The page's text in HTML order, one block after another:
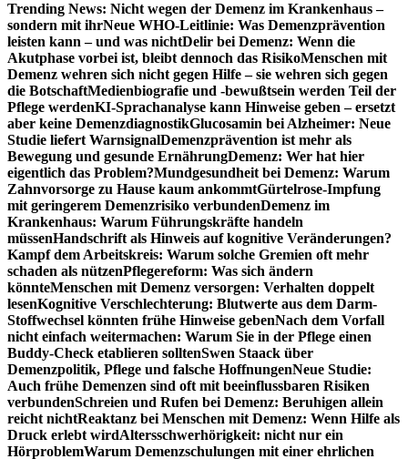
Trending News: Nicht wegen der Demenz im Krankenhaus –
sondern mit ihrNeue WHO-Leitlinie: Was Demenzprävention
leisten kann – und was nichtDelir bei Demenz: Wenn die
Akutphase vorbei ist, bleibt dennoch das RisikoMenschen mit
Demenz wehren sich nicht gegen Hilfe – sie wehren sich gegen
die BotschaftMedienbiografie und -bewußtsein werden Teil der
Pflege werdenKI-Sprachanalyse kann Hinweise geben – ersetzt
aber keine DemenzdiagnostikGlucosamin bei Alzheimer: Neue
Studie liefert WarnsignalDemenzprävention ist mehr als
Bewegung und gesunde ErnährungDemenz: Wer hat hier
eigentlich das Problem?Mundgesundheit bei Demenz: Warum
Zahnvorsorge zu Hause kaum ankommtGürtelrose-Impfung
mit geringerem Demenzrisiko verbundenDemenz im
Krankenhaus: Warum Führungskräfte handeln
müssenHandschrift als Hinweis auf kognitive Veränderungen?
Kampf dem Arbeitskreis: Warum solche Gremien oft mehr
schaden als nützenPflegereform: Was sich ändern
könnteMenschen mit Demenz versorgen: Verhalten doppelt
lesenKognitive Verschlechterung: Blutwerte aus dem Darm-
Stoffwechsel könnten frühe Hinweise gebenNach dem Vorfall
nicht einfach weitermachen: Warum Sie in der Pflege einen
Buddy-Check etablieren solltenSwen Staack über
Demenzpolitik, Pflege und falsche HoffnungenNeue Studie:
Auch frühe Demenzen sind oft mit beeinflussbaren Risiken
verbundenSchreien und Rufen bei Demenz: Beruhigen allein
reicht nichtReaktanz bei Menschen mit Demenz: Wenn Hilfe als
Druck erlebt wirdAltersschwerhörigkeit: nicht nur ein
HörproblemWarum Demenzschulungen mit einer ehrlichen